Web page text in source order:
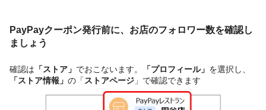
PayPayクーポン発行前に、お店のフォロワー数を確認し
ましょう
確認は 「ストア」 でおこないます。 「プロフィール」 を選択し、
「ストア情報」 の「ストアページ 」で確認できます